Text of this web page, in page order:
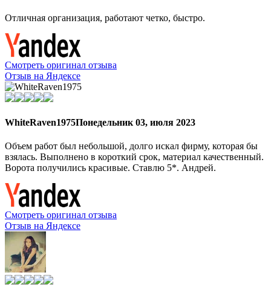
Отличная организация, работают четко, быстро.
Смотреть оригинал отзыва
Отзыв на Яндексе
WhiteRaven1975Понедельник 03, июля 2023
Объем работ был небольшой, долго искал фирму, которая бы
взялась. Выполнено в короткий срок, материал качественный.
Ворота получились красивые. Ставлю 5*. Андрей.
Смотреть оригинал отзыва
Отзыв на Яндексе